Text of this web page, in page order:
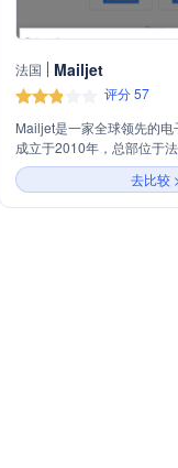
法国 Mailjet
评分 57
Mailjet是一家全球领先的
成立于2010年，总部位于
于为客户提供高效、可靠
案，帮助企业与客户建立
拥有强大的技术实力和丰
去比较